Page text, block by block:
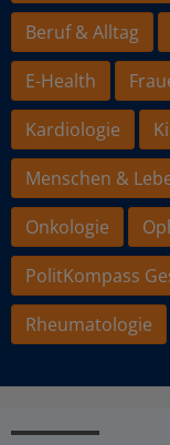
Beruf & Alltag
E-Health
Kardiologie
Menschen &
Onkologie
PolitKompass
Rheumatologie